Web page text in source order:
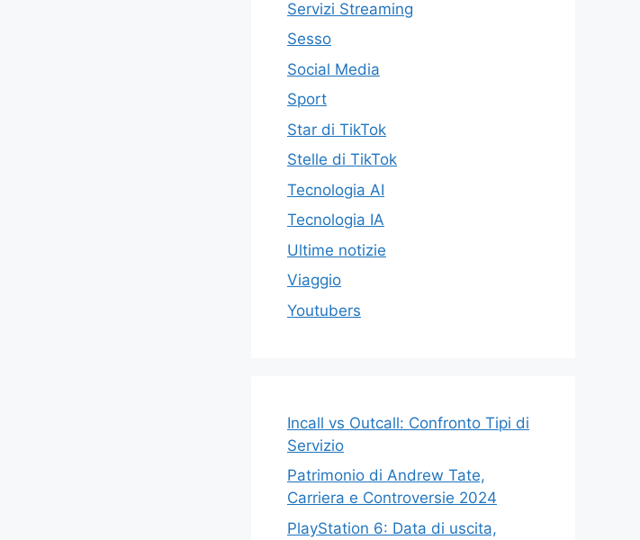
Servizi Streaming
Sesso
Social Media
Sport
Star di TikTok
Stelle di TikTok
Tecnologia AI
Tecnologia IA
Ultime notizie
Viaggio
Youtubers
Incall vs Outcall: Confronto Tipi di
Servizio
Patrimonio di Andrew Tate,
Carriera e Controversie 2024
PlayStation 6: Data di uscita,